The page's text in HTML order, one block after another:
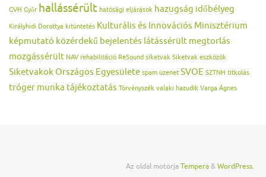
GVH Győr hallássérült hatósági eljárások hazugság időbélyeg
Királyhidi Dorottya kitüntetés Kulturális és Innovációs Minisztérium
képmutató közérdekű bejelentés látássérült megtorlás
mozgássérült NAV rehabilitáció ReSound siketvak Siketvak eszközök
Siketvakok Országos Egyesülete spam üzenet SVOE SZTNH titkolás
tróger munka tájékoztatás Törvényszék valaki hazudik Varga Ágnes
Az oldal motorjaTempera&WordPress.